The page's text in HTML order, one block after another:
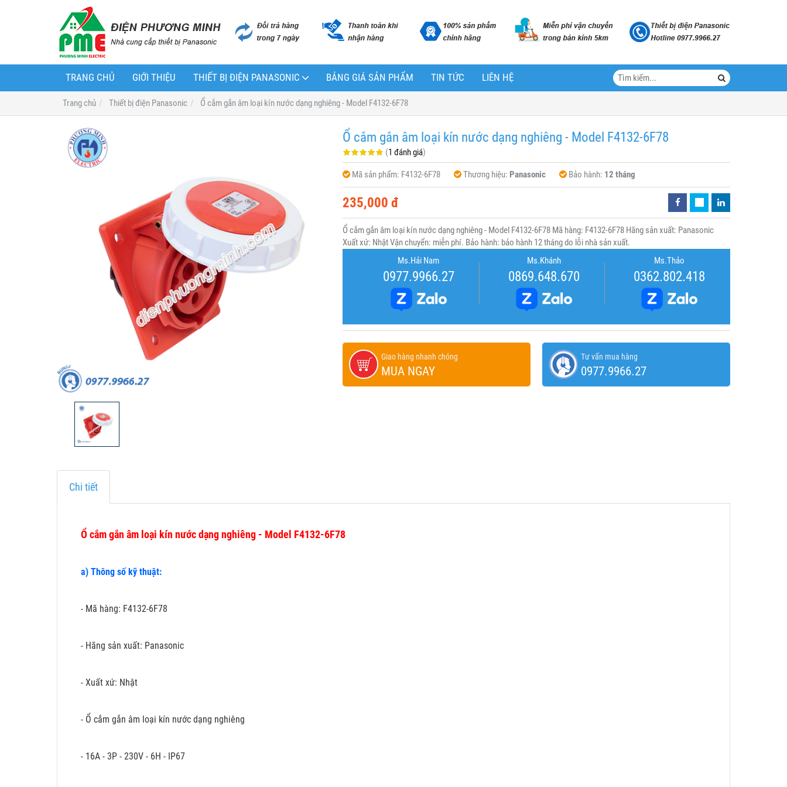
TRANG CHỦ GIỚI THIỆU THIẾT BỊ ĐIỆN PANASONIC BẢNG GIÁ SẢN PHẨM TIN TỨC LIÊN HỆ
Trang chủ Thiết bị điện Panasonic Ổ cắm gắn âm loại kín nước dạng nghiêng - Model F4132-6F78
Ổ cắm gắn âm loại kín nước dạng nghiêng - Model F4132-6F78
(1 đánh giá)
Mã sản phẩm: F4132-6F78 Thương hiệu: Panasonic Bảo hành: 12 tháng
235,000 đ
Ổ cắm gắn âm loại kín nước dạng nghiêng - Model F4132-6F78 Mã hàng: F4132-6F78 Hãng sản xuất: Panasonic
Xuất xứ: Nhật Vận chuyển: miễn phí. Bảo hành: bảo hành 12 tháng do lỗi nhà sản xuất.
Ms.Hải Nam
0977.9966.27
Ms.Khánh
0869.648.670
Ms.Thảo
0362.802.418
Giao hàng nhanh chóng
MUA NGAY
Tư vấn mua hàng
0977.9966.27
Chi tiết
Ổ cắm gắn âm loại kín nước dạng nghiêng - Model F4132-6F78
a) Thông số kỹ thuật:
- Mã hàng: F4132-6F78
- Hãng sản xuất: Panasonic
- Xuất xứ: Nhật
- Ổ cắm gắn âm loại kín nước dạng nghiêng
- 16A - 3P - 230V - 6H - IP67